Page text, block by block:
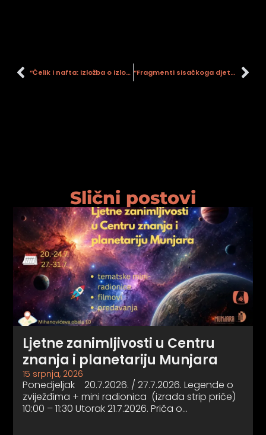
“Čelik i nafta: izložba o izložbi” “Fragmenti sisačkoga djetinjstva: igračke obitelji Kraker”
Slični postovi
Ljetne zanimljivosti u Centru
znanja i planetariju Munjara
15 srpnja, 2026
Ponedjeljak 20.7.2026. / 27.7.2026. Legende o
zviježđima + mini radionica (izrada strip priče)
10:00 – 11:30 Utorak 21.7.2026. Priča o…